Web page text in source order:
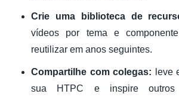
Crie uma biblioteca de
vídeos por tema e
reutilizar em anos seguintes.
Compartilhe com colegas: leve
sua HTPC e inspire outros